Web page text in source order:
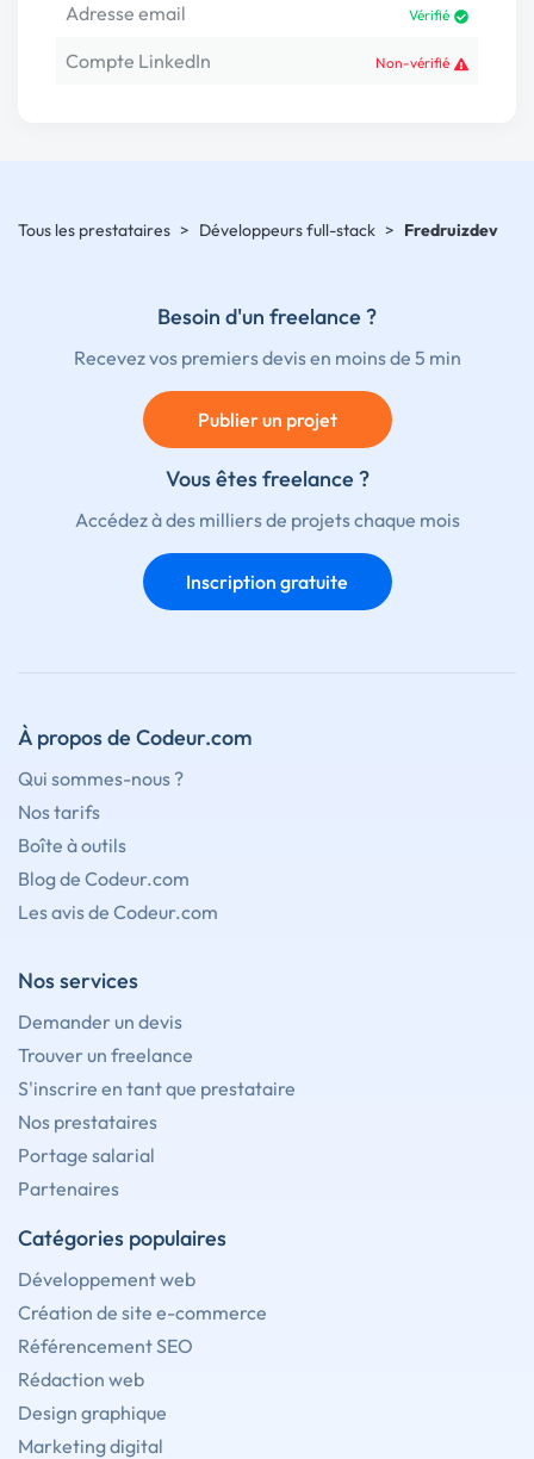
Adresse email Vérifié
Compte LinkedIn Non-vérifié
Tous les prestataires > Développeurs full-stack > Fredruizdev
Besoin d'un freelance ?
Recevez vos premiers devis en moins de 5 min
Publier un projet
Vous êtes freelance ?
Accédez à des milliers de projets chaque mois
Inscription gratuite
À propos de Codeur.com
Qui sommes-nous ?
Nos tarifs
Boîte à outils
Blog de Codeur.com
Les avis de Codeur.com
Nos services
Demander un devis
Trouver un freelance
S'inscrire en tant que prestataire
Nos prestataires
Portage salarial
Partenaires
Catégories populaires
Développement web
Création de site e-commerce
Référencement SEO
Rédaction web
Design graphique
Marketing digital